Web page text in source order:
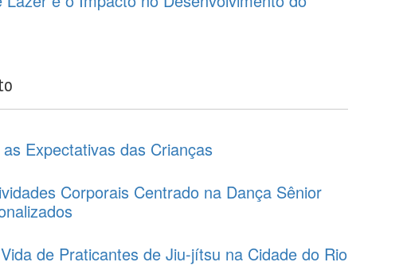
Expectativas das Crianças
Corporais Centrado na Dança Sênior
de Praticantes de Jiu-jítsu na Cidade do Rio